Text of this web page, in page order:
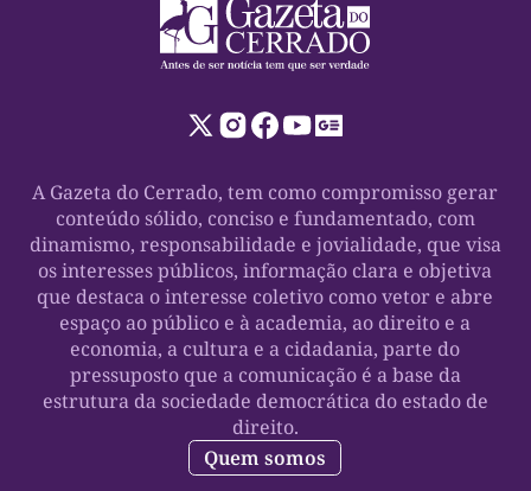
A Gazeta do Cerrado, tem como compromisso gerar
conteúdo sólido, conciso e fundamentado, com
dinamismo, responsabilidade e jovialidade, que visa
os interesses públicos, informação clara e objetiva
que destaca o interesse coletivo como vetor e abre
espaço ao público e à academia, ao direito e a
economia, a cultura e a cidadania, parte do
pressuposto que a comunicação é a base da
estrutura da sociedade democrática do estado de
direito.
Quem somos